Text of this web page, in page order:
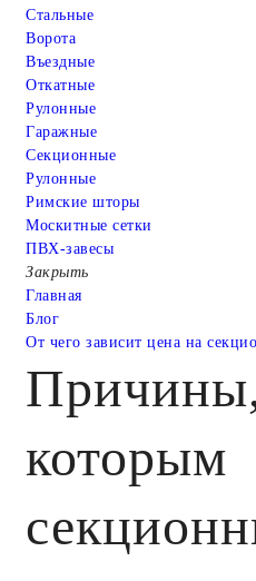
Стальные
Ворота
Въездные
Откатные
Рулонные
Гаражные
Cекционные
Рулонные
Римские шторы
Москитные сетки
ПВХ-завесы
Закрыть
Главная
Блог
От чего зависит цена на
которым